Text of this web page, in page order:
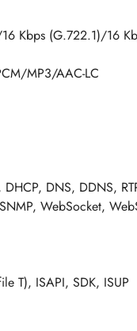
Kbps (G.722.1)/16
MP3/AAC-LC
DHCP, DNS, DDNS,
WebSocket,
T), ISAPI, SDK, ISUP